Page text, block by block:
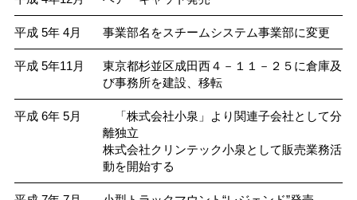
平成 5年 4月 事業部名をスチームシステム事業部に変更
平成 5年11月
東京都杉並区成田西４－１１－２５に倉庫及
び事務所を建設、移転
平成 6年 5月
「株式会社小泉」より関連子会社として分
離独立
株式会社クリンテック小泉として販売業務活
動を開始する